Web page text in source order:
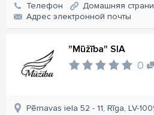
Телефон
Домашняя
Aдрес электронной почты
"Mūžība" SIA
0
Pērnavas iela 52 - 11, Rīga, LV-